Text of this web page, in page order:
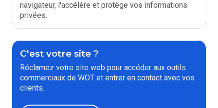
navigateur, l'accélère et protège vos informations
privées.
C'est votre site ?
Réclamez votre site web pour accéder aux outils
commerciaux de WOT et entrer en contact avec vos
clients.